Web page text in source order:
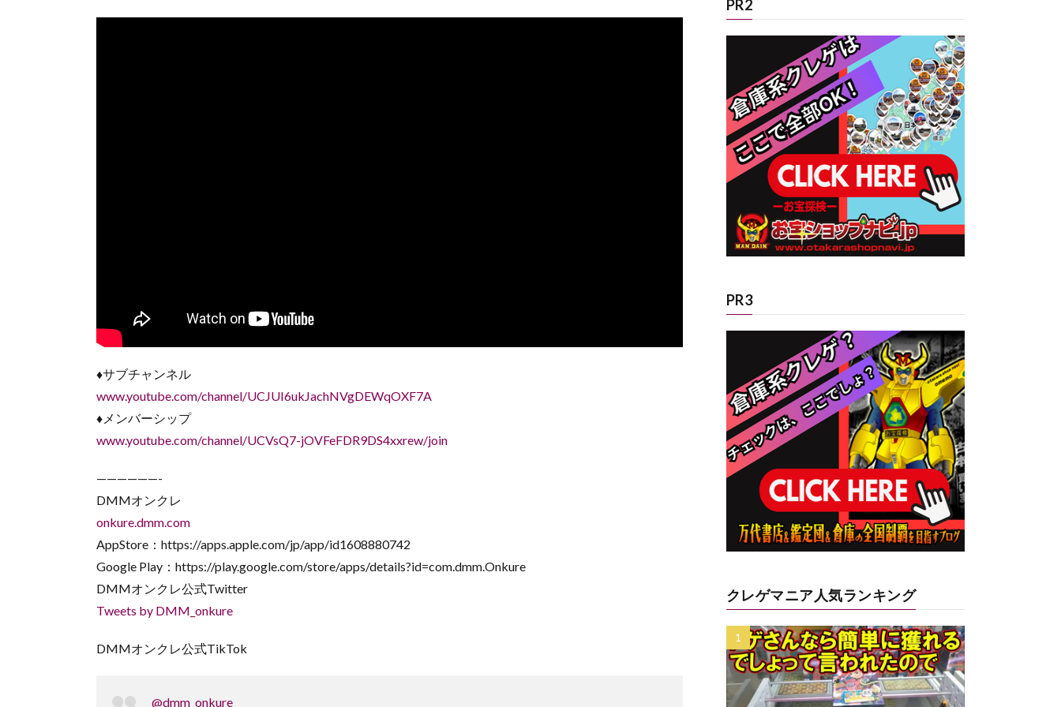
♦︎サブチャンネル
www.youtube.com/channel/UCJUI6ukJachNVgDEWqOXF7A
♦︎メンバーシップ
www.youtube.com/channel/UCVsQ7-jOVFeFDR9DS4xxrew/join
——————-
DMMオンクレ
onkure.dmm.com
AppStore：https://apps.apple.com/jp/app/id1608880742
Google Play：https://play.google.com/store/apps/details?id=com.dmm.Onkure
DMMオンクレ公式Twitter
Tweets by DMM_onkure
DMMオンクレ公式TikTok
@dmm_onkure
PR2
PR3
クレゲマニア人気ランキング